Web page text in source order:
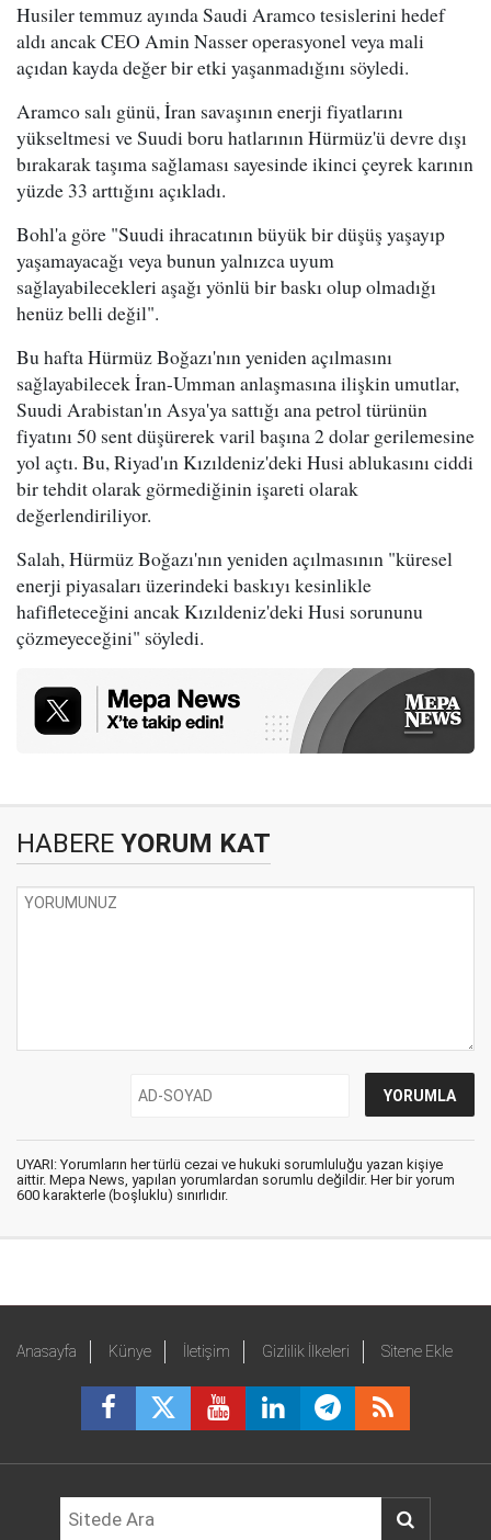
Husiler temmuz ayında Saudi Aramco tesislerini hedef
aldı ancak CEO Amin Nasser operasyonel veya mali
açıdan kayda değer bir etki yaşanmadığını söyledi.
Aramco salı günü, İran savaşının enerji fiyatlarını
yükseltmesi ve Suudi boru hatlarının Hürmüz'ü devre dışı
bırakarak taşıma sağlaması sayesinde ikinci çeyrek karının
yüzde 33 arttığını açıkladı.
Bohl'a göre "Suudi ihracatının büyük bir düşüş yaşayıp
yaşamayacağı veya bunun yalnızca uyum
sağlayabilecekleri aşağı yönlü bir baskı olup olmadığı
henüz belli değil".
Bu hafta Hürmüz Boğazı'nın yeniden açılmasını
sağlayabilecek İran-Umman anlaşmasına ilişkin umutlar,
Suudi Arabistan'ın Asya'ya sattığı ana petrol türünün
fiyatını 50 sent düşürerek varil başına 2 dolar gerilemesine
yol açtı. Bu, Riyad'ın Kızıldeniz'deki Husi ablukasını ciddi
bir tehdit olarak görmediğinin işareti olarak
değerlendiriliyor.
Salah, Hürmüz Boğazı'nın yeniden açılmasının "küresel
enerji piyasaları üzerindeki baskıyı kesinlikle
hafifleteceğini ancak Kızıldeniz'deki Husi sorununu
çözmeyeceğini" söyledi.
HABERE YORUM KAT
UYARI: Yorumların her türlü cezai ve hukuki sorumluluğu yazan kişiye
aittir. Mepa News, yapılan yorumlardan sorumlu değildir. Her bir yorum
600 karakterle (boşluklu) sınırlıdır.
Anasayfa Künye İletişim Gizlilik İlkeleri Sitene Ekle